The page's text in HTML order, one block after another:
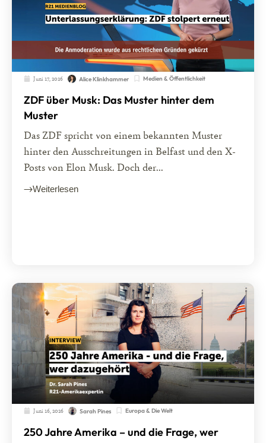
Juni 17, 2026 Alice Klinkhammer Medien & Öffentlichkeit
ZDF über Musk: Das Muster hinter dem
Muster
Das ZDF spricht von einem bekannten Muster
hinter den Ausschreitungen in Belfast und den X-
Posts von Elon Musk. Doch der...
Weiterlesen
Juni 16, 2026 Sarah Pines Europa & Die Welt
250 Jahre Amerika – und die Frage, wer